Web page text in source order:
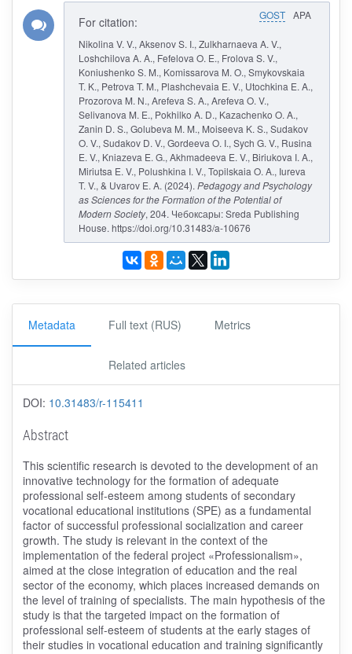
GOST APA
For citation:
Nikolina V. V., Aksenov S. I., Zulkharnaeva A. V.,
Loshchilova A. A., Fefelova O. E., Frolova S. V.,
Koniushenko S. M., Komissarova M. O., Smykovskaia
T. K., Petrova T. M., Plashchevaia E. V., Utochkina E. A.,
Prozorova M. N., Arefeva S. A., Arefeva O. V.,
Selivanova M. E., Pokhilko A. D., Kazachenko O. A.,
Zanin D. S., Golubeva M. M., Moiseeva K. S., Sudakov
O. V., Sudakov D. V., Gordeeva O. I., Sych G. V., Rusina
E. V., Kniazeva E. G., Akhmadeeva E. V., Biriukova I. A.,
Miriutsa E. V., Polushkina I. V., Topilskaia O. A., Iureva
T. V., & Uvarov E. A. (2024). Pedagogy and Psychology
as Sciences for the Formation of the Potential of
Modern Society, 204. Чебоксары: Sreda Publishing
House. https://doi.org/10.31483/a-10676
Metadata Full text (RUS) Metrics
Related articles
DOI: 10.31483/r-115411
Abstract
This scientific research is devoted to the development of an
innovative technology for the formation of adequate
professional self-esteem among students of secondary
vocational educational institutions (SPE) as a fundamental
factor of successful professional socialization and career
growth. The study is relevant in the context of the
implementation of the federal project «Professionalism»,
aimed at the close integration of education and the real
sector of the economy, which places increased demands on
the level of training of specialists. The main hypothesis of the
study is that the targeted impact on the formation of
professional self-esteem of students at the early stages of
their studies in vocational education and training significantly